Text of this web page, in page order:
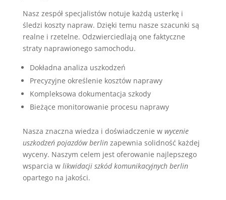
Nasz zespół specjalistów notuje każdą usterkę i
śledzi koszty napraw. Dzięki temu nasze szacunki są
realne i rzetelne. Odzwierciedlają one faktyczne
straty naprawionego samochodu.
Dokładna analiza uszkodzeń
Precyzyjne określenie kosztów naprawy
Kompleksowa dokumentacja szkody
Bieżące monitorowanie procesu naprawy
Nasza znaczna wiedza i doświadczenie w wycenie
uszkodzeń pojazdów berlinzapewnia solidność każdej
wyceny. Naszym celem jest oferowanie najlepszego
wsparcia w likwidacji szkód komunikacyjnych berlin
opartego na jakości.